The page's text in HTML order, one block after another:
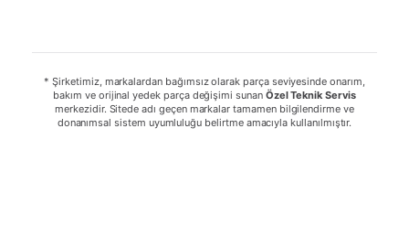
* Şirketimiz, markalardan bağımsız olarak parça seviyesinde onarım,
bakım ve orijinal yedek parça değişimi sunan Özel Teknik Servis
merkezidir. Sitede adı geçen markalar tamamen bilgilendirme ve
donanımsal sistem uyumluluğu belirtme amacıyla kullanılmıştır.